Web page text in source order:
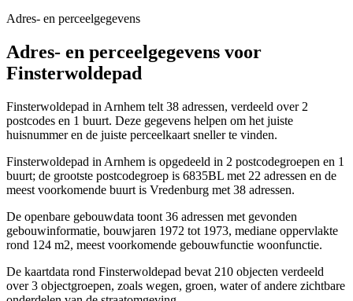
Adres- en perceelgegevens
Adres- en perceelgegevens voor
Finsterwoldepad
Finsterwoldepad in Arnhem telt 38 adressen, verdeeld over 2
postcodes en 1 buurt. Deze gegevens helpen om het juiste
huisnummer en de juiste perceelkaart sneller te vinden.
Finsterwoldepad in Arnhem is opgedeeld in 2 postcodegroepen en 1
buurt; de grootste postcodegroep is 6835BL met 22 adressen en de
meest voorkomende buurt is Vredenburg met 38 adressen.
De openbare gebouwdata toont 36 adressen met gevonden
gebouwinformatie, bouwjaren 1972 tot 1973, mediane oppervlakte
rond 124 m2, meest voorkomende gebouwfunctie woonfunctie.
De kaartdata rond Finsterwoldepad bevat 210 objecten verdeeld
over 3 objectgroepen, zoals wegen, groen, water of andere zichtbare